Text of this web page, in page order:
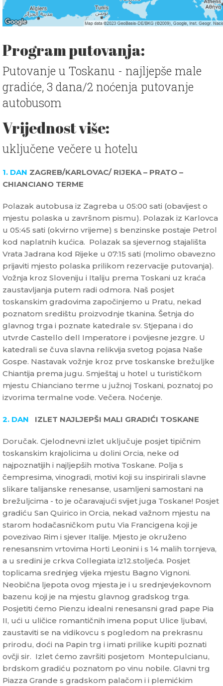
Program putovanja:
Putovanje u Toskanu - najljepše male
gradiće, 3 dana/2 noćenja putovanje
autobusom
Vrijednost više:
uključene večere u hotelu
1. DAN ZAGREB/KARLOVAC/ RIJEKA – PRATO –
CHIANCIANO TERME
Polazak autobusa iz Zagreba u 05:00 sati (obavijest o
mjestu polaska u završnom pismu). Polazak iz Karlovca
u 05:45 sati (okvirno vrijeme) s benzinske postaje Petrol
kod naplatnih kućica. Polazak sa sjevernog stajališta
Vrata Jadrana kod Rijeke u 07:15 sati (molimo obavezno
prijaviti mjesto polaska prilikom rezervacije putovanja).
Vožnja kroz Sloveniju i Italiju prema Toskani uz kraća
zaustavljanja putem radi odmora. Naš posjet
toskanskim gradovima započinjemo u Pratu, nekad
poznatom središtu proizvodnje tkanina. Šetnja do
glavnog trga i poznate katedrale sv. Stjepana i do
utvrde Castello dell Imperatore i povijesne jezgre. U
katedrali se čuva slavna relikvija svetog pojasa Naše
Gospe. Nastavak vožnje kroz prve toskanske brežuljke
Chiantija prema jugu. Smještaj u hotel u turističkom
mjestu Chianciano terme u južnoj Toskani, poznatoj po
izvorima termalne vode. Večera. Noćenje.
2. DAN IZLET NAJLJEPŠI MALI GRADIĆI TOSKANE
Doručak. Cjelodnevni izlet uključuje posjet tipičnim
toskanskim krajolicima u dolini Orcia, neke od
najpoznatijih i najljepših motiva Toskane. Polja s
čempresima, vinogradi, motivi koji su inspirirali slavne
slikare talijanske renesanse, usamljeni samostani na
brežuljcima - to je očaravajući svijet juga Toskane! Posjet
gradiću San Quirico in Orcia, nekad važnom mjestu na
starom hodačasničkom putu Via Francigena koji je
povezivao Rim i sjever Italije. Mjesto je okruženo
renesansnim vrtovima Horti Leonini i s 14 malih tornjeva,
a u sredini je crkva Collegiata iz12.stoljeća. Posjet
toplicama srednjeg vijeka mjestu Bagno Vignoni.
Neobična ljepota ovog mjesta je i u srednjevjekovnom
bazenu koji je na mjestu glavnog gradskog trga.
Posjetiti ćemo Pienzu idealni renesansni grad pape Pia
II, ući u uličice romantičnih imena poput Ulice ljubavi,
zaustaviti se na vidikovcu s pogledom na prekrasnu
prirodu, doći na Papin trg i imati prilike kupiti poznati
ovčji sir. Izlet ćemo završiti posjetom Montepulcianu,
brdskom gradiću poznatom po vinu nobile. Glavni trg
Piazza Grande s gradskom palačom i i plemićkim